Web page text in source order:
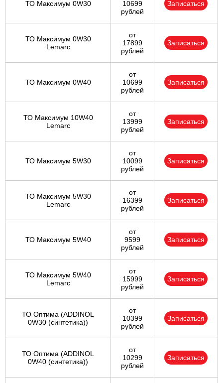
ТО Максимум 0W30
10699
рублей
Записаться
ТО Максимум 0W30
Lemarc
от
17899
рублей
Записаться
ТО Максимум 0W40
от
10699
рублей
Записаться
ТО Максимум 10W40
Lemarc
от
13999
рублей
Записаться
ТО Максимум 5W30
от
10099
рублей
Записаться
ТО Максимум 5W30
Lemarc
от
16399
рублей
Записаться
ТО Максимум 5W40
от
9599
рублей
Записаться
ТО Максимум 5W40
Lemarc
от
15999
рублей
Записаться
ТО Оптима (ADDINOL
0W30 (синтетика))
от
10399
рублей
Записаться
ТО Оптима (ADDINOL
0W40 (синтетика))
от
10299
рублей
Записаться